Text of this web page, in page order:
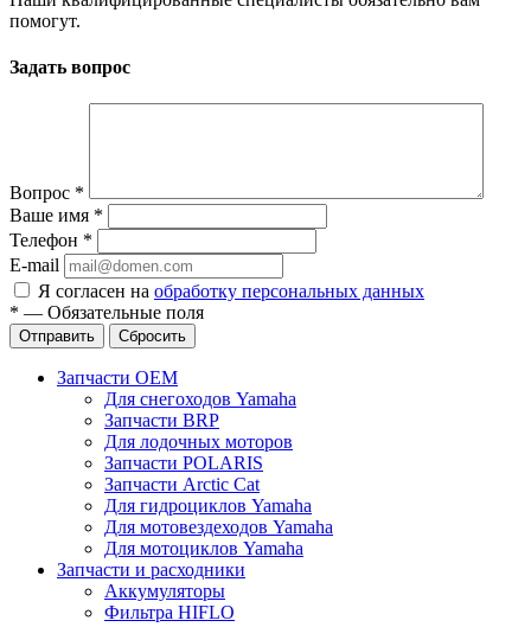
помогут.
Задать вопрос
Вопрос *
Ваше имя *
Телефон *
E-mail
Я согласен на обработку персональных данных
* — Обязательные поля
Отправить Сбросить
Запчасти OEM
Для снегоходов Yamaha
Запчасти BRP
Для лодочных моторов
Запчасти POLARIS
Запчасти Arctic Cat
Для гидроциклов Yamaha
Для мотовездеходов Yamaha
Для мотоциклов Yamaha
Запчасти и расходники
Аккумуляторы
Фильтра HIFLO